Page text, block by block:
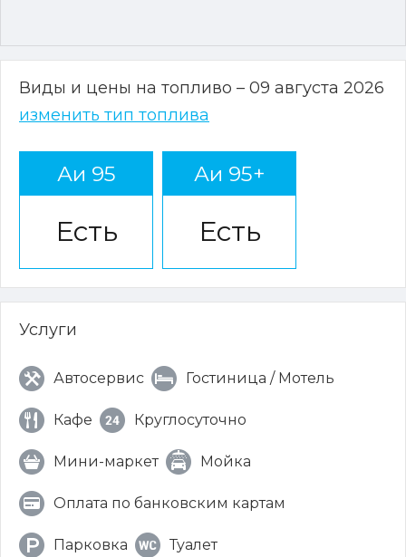
Виды и цены на топливо – 09 августа 2026
изменить тип топлива
Аи 95
Есть
Аи 95+
Есть
Услуги
Автосервис Гостиница / Мотель
Кафе Круглосуточно
Мини-маркет Мойка
Оплата по банковским картам
Парковка Туалет